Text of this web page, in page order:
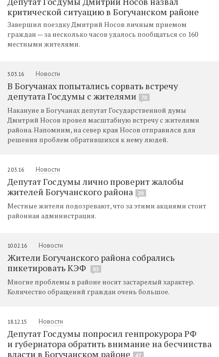
критической ситуацию в Богучанском районе
Завершил поездку Дмитрий Носов личным приемом
граждан — за несколько часов удалось пообщаться со 160
местными жителями.
3.03.16 Новости
В Богучанах попытались сорвать встречу
депутата Госдумы с жителями
70
Накануне в Богучанах депутат Государственной думы
Дмитрий Носов провел масштабную встречу с жителями
района. Напомним, на север края Носов отправился для
решения проблем обратившихся к нему людей.
2.03.16 Новости
Депутат Госдумы лично проверит жалобы
жителей Богучанского района
20
Местные жители подозревают, что за этими акциями стоит
районная администрация.
10.02.16 Новости
Жители Богучанского района собрались
пикетировать КЭФ
83
Многие проблемы в районе носят застарелый характер.
Количество обращений граждан очень большое.
18.12.15 Новости
Депутат Госдумы попросил генпрокурора РФ
и губернатора обратить внимание на бесчинства
власти в Богучанском районе
47